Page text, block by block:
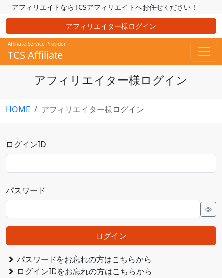
アフィリエイトならTCSアフィリエイトへお任せください！
アフィリエイター様ログイン
Affiliate Service Provider
TCS Affiliate
アフィリエイター様ログイン
HOME アフィリエイター様ログイン
ログインID
パスワード
ログイン
パスワードをお忘れの方はこちらから
ログインIDをお忘れの方はこちらから